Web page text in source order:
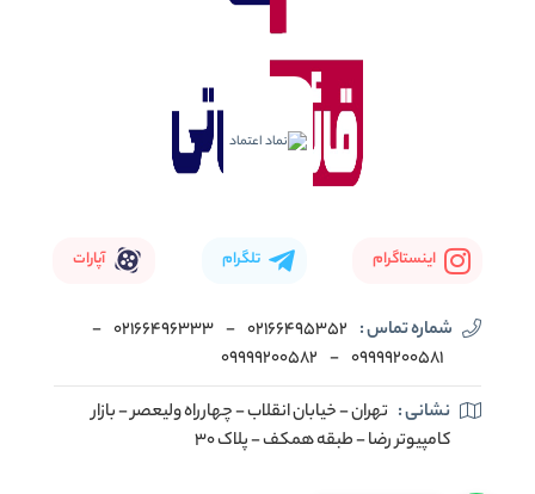
اینستاگرام تلگرام آپارات
شماره تماس : 02166495352
-
02166496333
-
09999200581
-
09999200582
نشانی : تهران - خیابان انقلاب - چهارراه ولیعصر - بازار
کامپیوتر رضا - طبقه همکف - پلاک 30